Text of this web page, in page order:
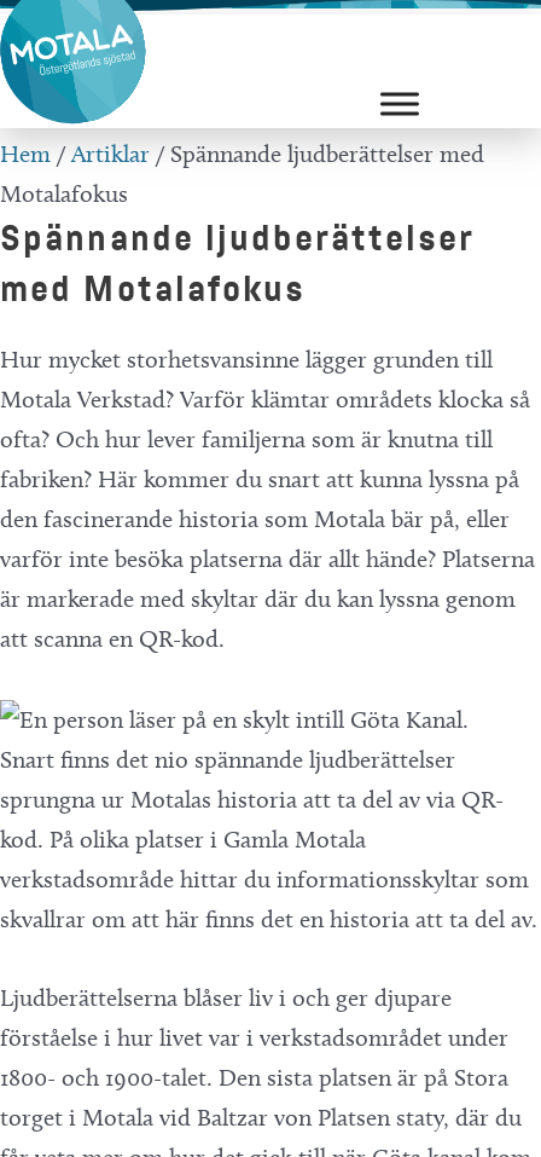
Hoppa
till
innehåll
Hem /Artiklar / Spännande ljudberättelser med
Motalafokus
Spännande ljudberättelser
med Motalafokus
Hur mycket storhetsvansinne lägger grunden till
Motala Verkstad? Varför klämtar områdets klocka så
ofta? Och hur lever familjerna som är knutna till
fabriken? Här kommer du snart att kunna lyssna på
den fascinerande historia som Motala bär på, eller
varför inte besöka platserna där allt hände? Platserna
är markerade med skyltar där du kan lyssna genom
att scanna en QR-kod.
Snart finns det nio spännande ljudberättelser
sprungna ur Motalas historia att ta del av via QR-
kod. På olika platser i Gamla Motala
verkstadsområde hittar du informationsskyltar som
skvallrar om att här finns det en historia att ta del av.
Ljudberättelserna blåser liv i och ger djupare
förståelse i hur livet var i verkstadsområdet under
1800- och 1900-talet. Den sista platsen är på Stora
torget i Motala vid Baltzar von Platsen staty, där du